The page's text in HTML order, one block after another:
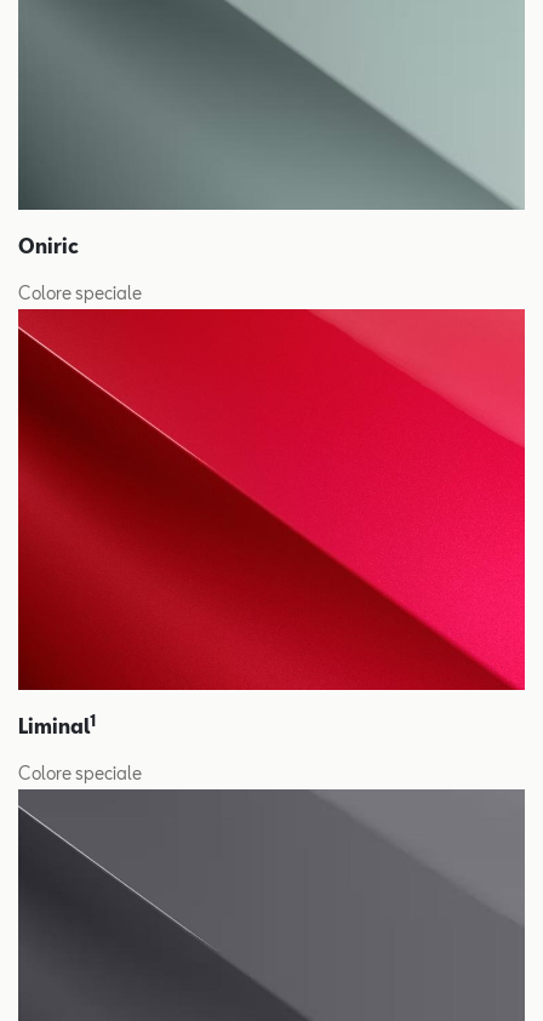
Oniric
Colore speciale
Liminal1
Colore speciale